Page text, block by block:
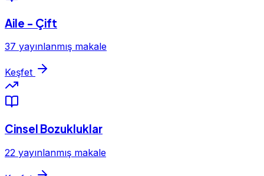
Aile - Çift
37 yayınlanmış makale
Keşfet
Cinsel Bozukluklar
22 yayınlanmış makale